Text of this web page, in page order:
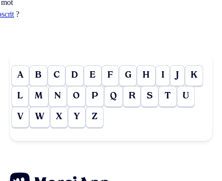
?
A B C D E F G H I J K
L M N O P Q R S T U
V W X Y Z